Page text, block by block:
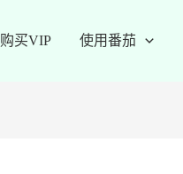
购买VIP 使用番茄